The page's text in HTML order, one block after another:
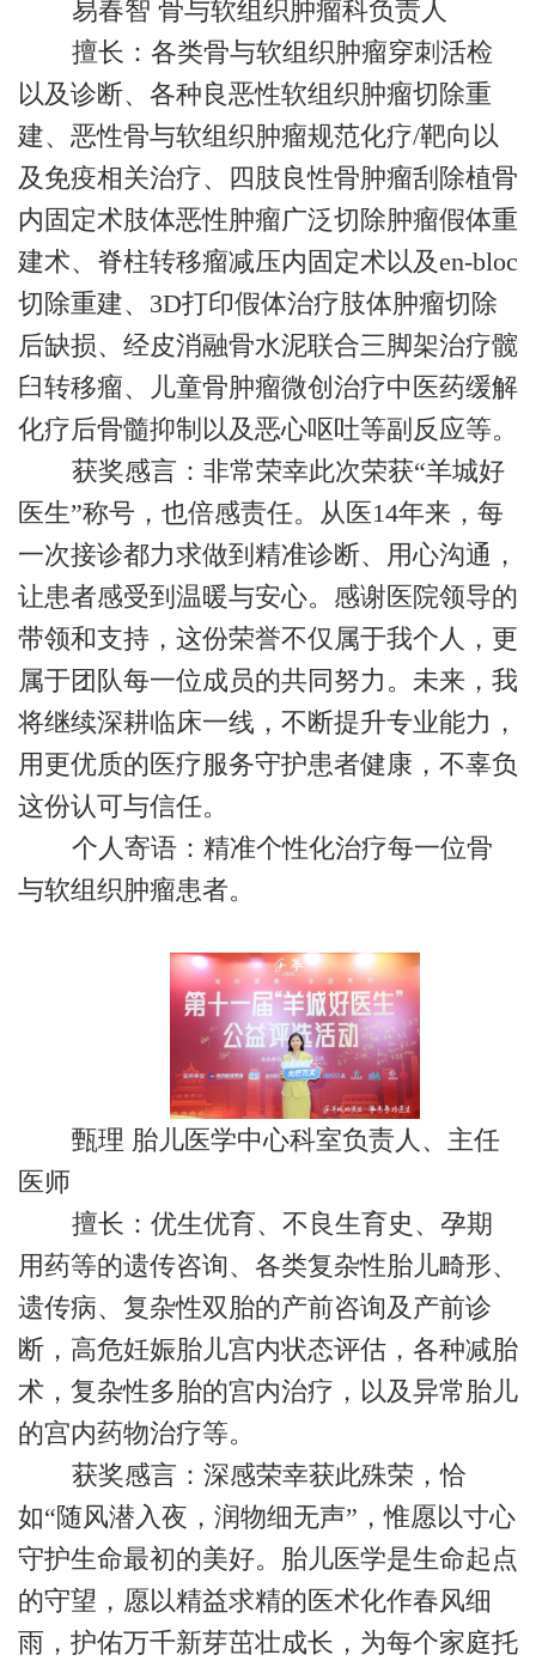
易春智 骨与软组织肿瘤科负责人
擅长：各类骨与软组织肿瘤穿刺活检
以及诊断、各种良恶性软组织肿瘤切除重
建、恶性骨与软组织肿瘤规范化疗/靶向以
及免疫相关治疗、四肢良性骨肿瘤刮除植骨
内固定术肢体恶性肿瘤广泛切除肿瘤假体重
建术、脊柱转移瘤减压内固定术以及en-bloc
切除重建、3D打印假体治疗肢体肿瘤切除
后缺损、经皮消融骨水泥联合三脚架治疗髋
臼转移瘤、儿童骨肿瘤微创治疗中医药缓解
化疗后骨髓抑制以及恶心呕吐等副反应等。
获奖感言：非常荣幸此次荣获“羊城好
医生”称号，也倍感责任。从医14年来，每
一次接诊都力求做到精准诊断、用心沟通，
让患者感受到温暖与安心。感谢医院领导的
带领和支持，这份荣誉不仅属于我个人，更
属于团队每一位成员的共同努力。未来，我
将继续深耕临床一线，不断提升专业能力，
用更优质的医疗服务守护患者健康，不辜负
这份认可与信任。
个人寄语：精准个性化治疗每一位骨
与软组织肿瘤患者。
甄理 胎儿医学中心科室负责人、主任
医师
擅长：优生优育、不良生育史、孕期
用药等的遗传咨询、各类复杂性胎儿畸形、
遗传病、复杂性双胎的产前咨询及产前诊
断，高危妊娠胎儿宫内状态评估，各种减胎
术，复杂性多胎的宫内治疗，以及异常胎儿
的宫内药物治疗等。
获奖感言：深感荣幸获此殊荣，恰
如“随风潜入夜，润物细无声”，惟愿以寸心
守护生命最初的美好。胎儿医学是生命起点
的守望，愿以精益求精的医术化作春风细
雨，护佑万千新芽茁壮成长，为每个家庭托